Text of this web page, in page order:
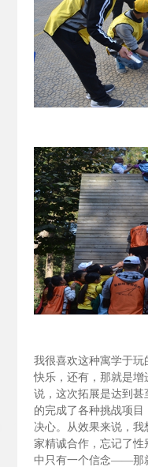
我很喜欢这种寓学于玩
快乐，还有，那就是
说，这次拓展是达到甚
的完成了各种挑战项
决心。从效果来说，
家精诚合作，忘记了
中只有一个信念——那